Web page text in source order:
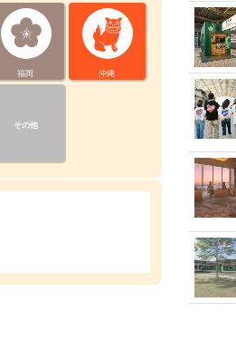
福岡 沖縄
その他